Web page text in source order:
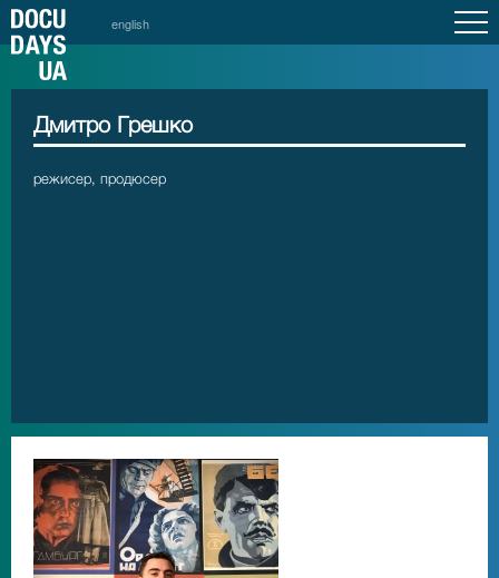
english
Дмитро Грешко
режисер, продюсер